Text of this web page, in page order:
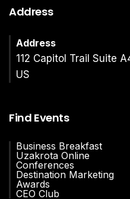
Address
Address
112 Capitol Trail Suite
US
Find Events
Business Breakfast
Uzakrota Online
Conferences
Destination Marketing
Awards
CEO Club